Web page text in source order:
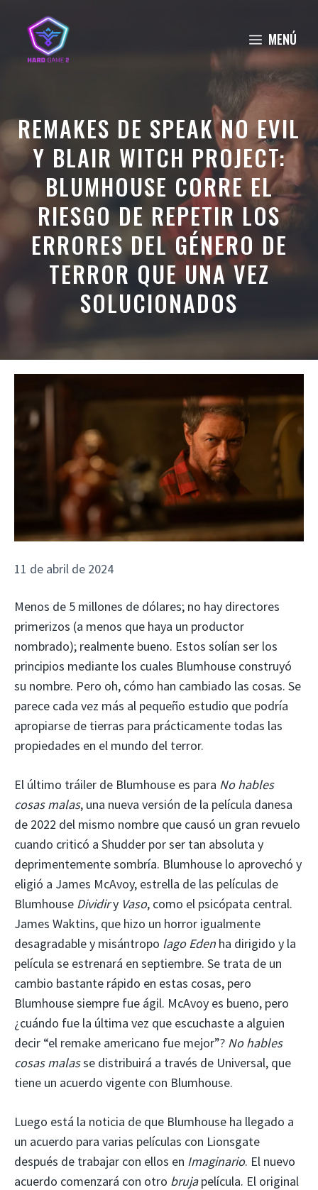
contenido
MENÚ
REMAKES DE SPEAK NO EVIL
Y BLAIR WITCH PROJECT:
BLUMHOUSE CORRE EL
RIESGO DE REPETIR LOS
ERRORES DEL GÉNERO DE
TERROR QUE UNA VEZ
SOLUCIONADOS
11 de abril de 2024
Menos de 5 millones de dólares; no hay directores
primerizos (a menos que haya un productor
nombrado); realmente bueno. Estos solían ser los
principios mediante los cuales Blumhouse construyó
su nombre. Pero oh, cómo han cambiado las cosas. Se
parece cada vez más al pequeño estudio que podría
apropiarse de tierras para prácticamente todas las
propiedades en el mundo del terror.
El último tráiler de Blumhouse es para No hables
cosas malas, una nueva versión de la película danesa
de 2022 del mismo nombre que causó un gran revuelo
cuando criticó a Shudder por ser tan absoluta y
deprimentemente sombría. Blumhouse lo aprovechó y
eligió a James McAvoy, estrella de las películas de
Blumhouse Dividiry Vaso, como el psicópata central.
James Waktins, que hizo un horror igualmente
desagradable y misántropo lago Eden ha dirigido y la
película se estrenará en septiembre. Se trata de un
cambio bastante rápido en estas cosas, pero
Blumhouse siempre fue ágil. McAvoy es bueno, pero
¿cuándo fue la última vez que escuchaste a alguien
decir “el remake americano fue mejor”? No hables
cosas malasse distribuirá a través de Universal, que
tiene un acuerdo vigente con Blumhouse.
Luego está la noticia de que Blumhouse ha llegado a
un acuerdo para varias películas con Lionsgate
después de trabajar con ellos en Imaginario. El nuevo
acuerdo comenzará con otro brujapelícula. El original